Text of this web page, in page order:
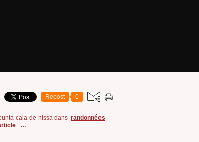
Repost 0
cala-de-nissa dans randonnées
…